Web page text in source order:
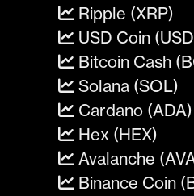
Ripple (XRP)
USD Coin
Bitcoin Cash
Solana (SOL)
Cardano (ADA)
Hex (HEX)
Avalanche
Binance Coin